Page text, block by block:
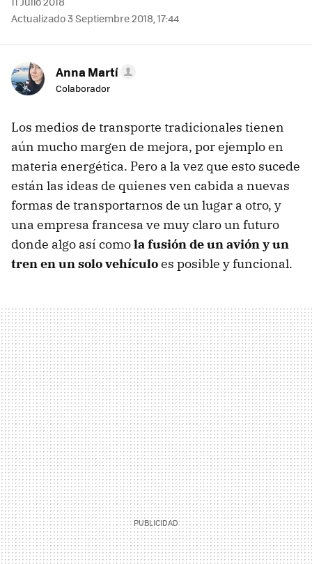
Actualizado 3 Septiembre 2018, 17:44
Anna Martí
Colaborador
Los medios de transporte tradicionales tienen
aún mucho margen de mejora, por ejemplo en
materia energética. Pero a la vez que esto sucede
están las ideas de quienes ven cabida a nuevas
formas de transportarnos de un lugar a otro, y
una empresa francesa ve muy claro un futuro
donde algo así comola fusión de un avión y un
tren en un solo vehículoes posible y funcional.